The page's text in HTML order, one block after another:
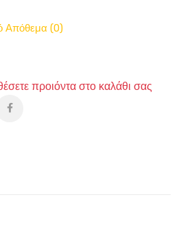
Απόθεμα (0)
προιόντα στο καλάθι σας